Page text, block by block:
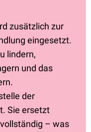
zusätzlich zur
eingesetzt.
lindern,
und das
der
Sie ersetzt
– was